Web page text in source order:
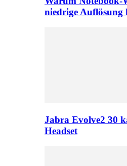
niedrige Auflösung
Jabra Evolve2 30
Headset